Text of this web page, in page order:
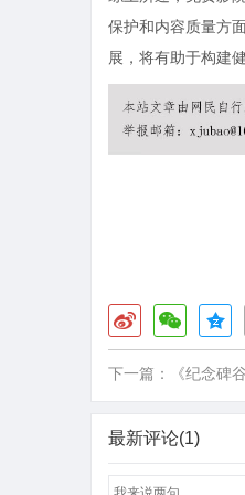
保护和内容质量方
展，将有助于构建
下一篇： 《纪念碑
最新评论(1)